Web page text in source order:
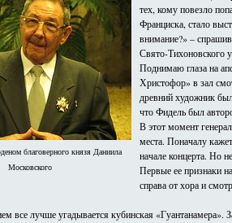
благоверного князя Даниила
Московского
тех, кому повезло
Франциска, стало
внимание?» –
Свято-Тихоновского
Поднимаю глаза на
Христофор» в зал
древний художник
что Фидель был
В этот момент
места. Поначалу
начале концерта. Но
Первые ее признаки
справа от хора и
лучше угадывается кубинская «Гуантанамера».